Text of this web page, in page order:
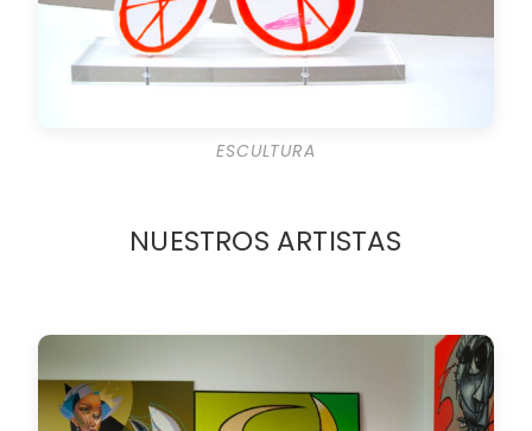
ESCULTURA
NUESTROS ARTISTAS